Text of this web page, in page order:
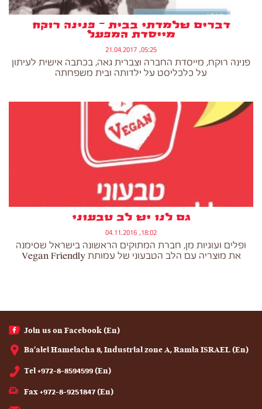
דברים שלמדתי בבית – פנינה רוקח
מייסדת המפעל
05:25, 21.04.2017
פנינה רוקח, מייסדת החברה וצברית גאה, בכתבה אישית לעיתון
על כלכליסט על ילדותה ובית משפחתה
גם לנו יש לב טבעוני
18:02, 04.11.2016
ופלים ועוגיות מן, חברת המתוקים הראשונה בישראל שסימנה
את מוצריה עם הלב הטבעוני של עמותת Vegan Friendly
(En) Join us on Facebook
(En) Ba'alei Hamelacha 8, Industrial zone A, Ramla ISRAEL
(En) Tel +972-8-8594599
(En) Fax +972-8-9251847